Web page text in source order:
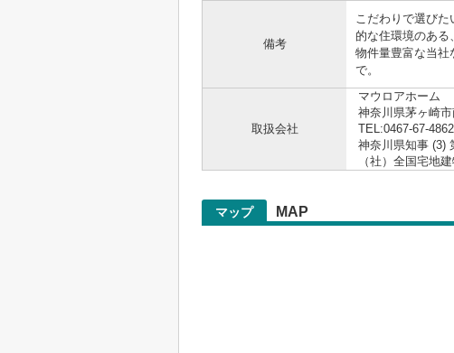
備考
こだわりで選び
的な住環境のある
物件量豊富な当社
で。
取扱会社
マウロアホーム
神奈川県茅ヶ崎
TEL:0467-67-4862
神奈川県知事 (3)
（社）全国宅地
マップ MAP